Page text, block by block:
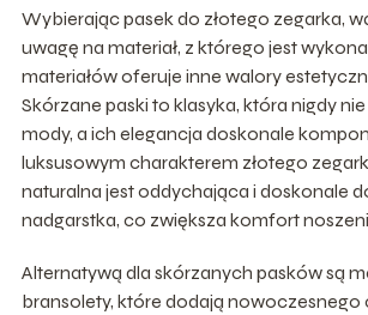
Wybierając pasek do złotego zegarka,
uwagę na materiał, z którego jest
materiałów oferuje inne walory
Skórzane paski to klasyka, która nigdy
mody, a ich elegancja doskonale
luksusowym charakterem złotego
naturalna jest oddychająca i doskonale
nadgarstka, co zwiększa komfort
Alternatywą dla skórzanych pasków są
bransolety, które dodają nowoczesnego